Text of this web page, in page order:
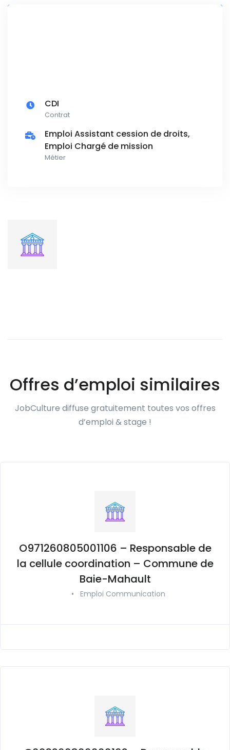
CDI
Contrat
Emploi Assistant cession de droits,
Emploi Chargé de mission
Métier
Offres d’emploi similaires
JobCulture diffuse gratuitement toutes vos offres
d’emploi & stage !
O971260805001106 – Responsable de
la cellule coordination – Commune de
Baie-Mahault
• Emploi Communication